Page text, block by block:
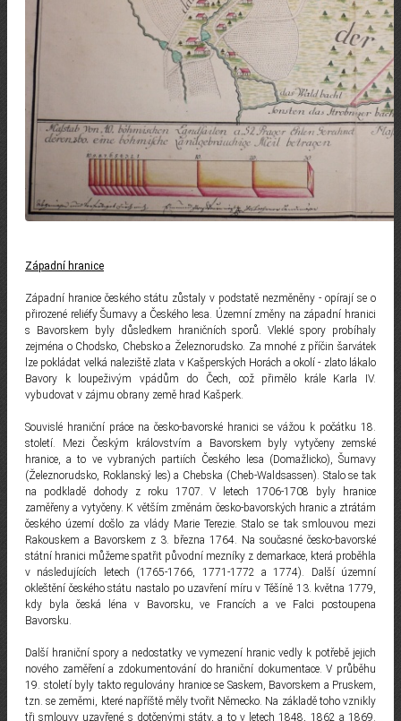
Západní hranice
Západní hranice českého státu zůstaly v podstatě nezměněny - opírají se o
přirozené reliéfy Šumavy a Českého lesa. Územní změny na západní hranici
s Bavorskem byly důsledkem hraničních sporů. Vleklé spory probíhaly
zejména o Chodsko, Chebsko a Železnorudsko. Za mnohé z příčin šarvátek
lze pokládat velká naleziště zlata v Kašperských Horách a okolí - zlato lákalo
Bavory k loupeživým vpádům do Čech, což přimělo krále Karla IV.
vybudovat v zájmu obrany země hrad Kašperk.
Souvislé hraniční práce na česko-bavorské hranici se vážou k počátku 18.
století. Mezi Českým královstvím a Bavorskem byly vytyčeny zemské
hranice, a to ve vybraných partiích Českého lesa (Domažlicko), Šumavy
(Železnorudsko, Roklanský les) a Chebska (Cheb-Waldsassen). Stalo se tak
na podkladě dohody z roku 1707. V letech 1706-1708 byly hranice
zaměřeny a vytyčeny. K větším změnám česko-bavorských hranic a ztrátám
českého území došlo za vlády Marie Terezie. Stalo se tak smlouvou mezi
Rakouskem a Bavorskem z 3. března 1764. Na současné česko-bavorské
státní hranici můžeme spatřit původní mezníky z demarkace, která proběhla
v následujících letech (1765-1766, 1771-1772 a 1774). Další územní
okleštění českého státu nastalo po uzavření míru v Těšíně 13. května 1779,
kdy byla česká léna v Bavorsku, ve Francích a ve Falci postoupena
Bavorsku.
Další hraniční spory a nedostatky ve vymezení hranic vedly k potřebě jejich
nového zaměření a zdokumentování do hraniční dokumentace. V průběhu
19. století byly takto regulovány hranice se Saskem, Bavorskem a Pruskem,
tzn. se zeměmi, které napříště měly tvořit Německo. Na základě toho vznikly
tři smlouvy uzavřené s dotčenými státy, a to v letech 1848, 1862 a 1869.